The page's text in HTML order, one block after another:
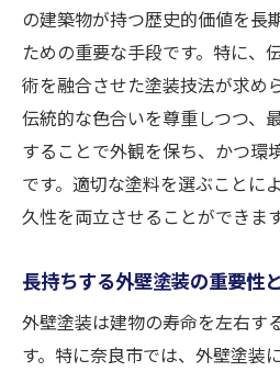
の建築物が持つ歴史的価値を長
ための重要な手段です。特に、
術を融合させた塗装技法が求め
伝統的な色合いを尊重しつつ、
することで外観を保ち、かつ環
です。適切な塗料を選ぶことに
久性を両立させることができます
長持ちする外壁塗装の重要性
外壁塗装は建物の寿命を左右す
す。特に奈良市では、外壁塗装